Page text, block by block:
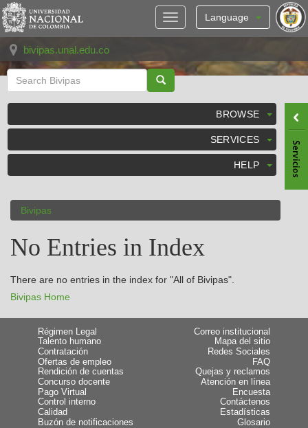
Skip
navigation
Language
bivipas.unal.edu.co
BROWSE
SERVICES
HELP
Bivipas
No Entries in Index
There are no entries in the index for "All of Bivipas".
Bivipas Home
Régimen Legal
Talento humano
Contratación
Ofertas de empleo
Rendición de cuentas
Concurso docente
Pago Virtual
Control interno
Calidad
Buzón de notificaciones
Correo institucional
Mapa del sitio
Redes Sociales
FAQ
Quejas y reclamos
Atención en línea
Encuesta
Contáctenos
Estadísticas
Glosario